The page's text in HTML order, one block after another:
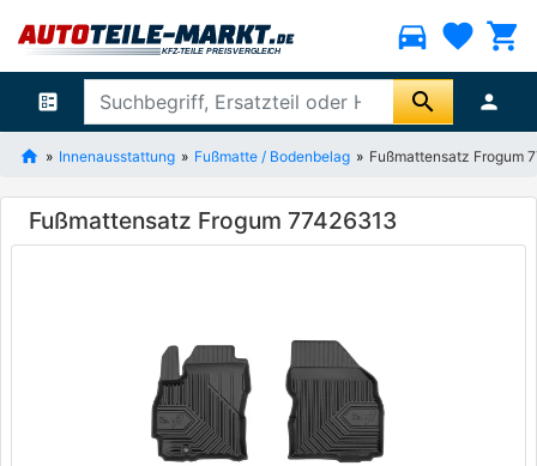
directions_car favorite shopping_cart
ballot search person
Innenausstattung Fußmatte / Bodenbelag Fußmattensatz Frogum
Fußmattensatz Frogum 77426313